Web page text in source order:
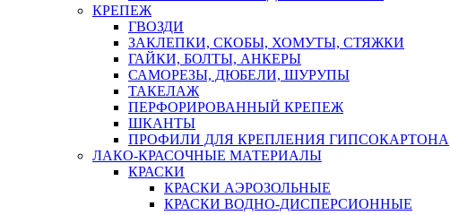
КРЕПЕЖ
ГВОЗДИ
ЗАКЛЕПКИ, СКОБЫ, ХОМУТЫ, СТЯЖКИ
ГАЙКИ, БОЛТЫ, АНКЕРЫ
САМОРЕЗЫ, ДЮБЕЛИ, ШУРУПЫ
ТАКЕЛАЖ
ПЕРФОРИРОВАННЫЙ КРЕПЕЖ
ШКАНТЫ
ПРОФИЛИ ДЛЯ КРЕПЛЕНИЯ ГИПСОКАРТОНА
ЛАКО-КРАСОЧНЫЕ МАТЕРИАЛЫ
КРАСКИ
КРАСКИ АЭРОЗОЛЬНЫЕ
КРАСКИ ВОДНО-ДИСПЕРСИОННЫЕ